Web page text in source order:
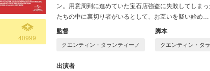
40999
ン。用意周到に進めていた宝石店強盗に失敗してしま
たちの中に裏切り者がいるとして、お互いを疑い始め…
監督
クエンティン・タランティーノ
脚本
クエンティン・タ
出演者